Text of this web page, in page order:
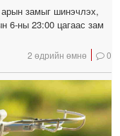
замыг шинэчлэх,
6-ны 23:00 цагаас зам
2 өдрийн өмнө 0